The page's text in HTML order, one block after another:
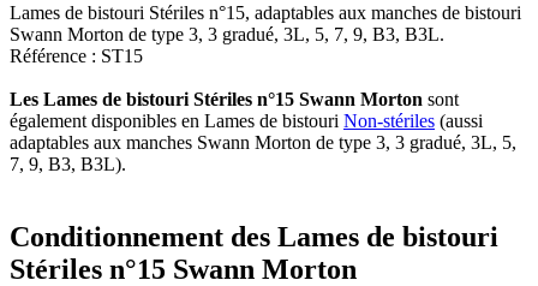
Lames de bistouri Stériles n°15, adaptables aux manches de bistouri
Swann Morton de type 3, 3 gradué, 3L, 5, 7, 9, B3, B3L.
Référence : ST15
Les Lames de bistouri Stériles n°15 Swann Morton sont
également disponibles en Lames de bistouri Non-stériles (aussi
adaptables aux manches Swann Morton de type 3, 3 gradué, 3L, 5,
7, 9, B3, B3L).
Conditionnement des Lames de bistouri
Stériles n°15 Swann Morton